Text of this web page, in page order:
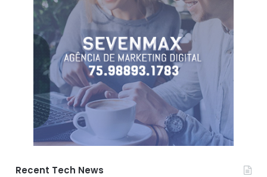
Recent Tech News